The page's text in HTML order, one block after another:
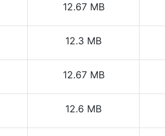
12.67 MB
12.3 MB
12.67 MB
12.6 MB